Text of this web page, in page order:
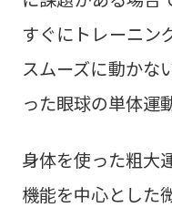
すぐにトレーニン
スムーズに動かな
った眼球の単体運
身体を使った粗大
機能を中心とした